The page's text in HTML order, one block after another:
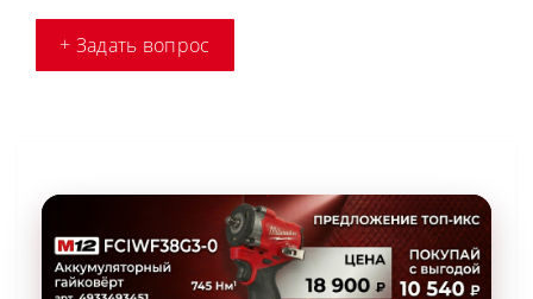
+ Задать вопрос